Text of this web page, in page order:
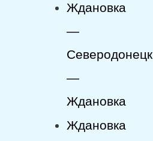
Ждановка
—
Северодонецк
—
Ждановка
Ждановка